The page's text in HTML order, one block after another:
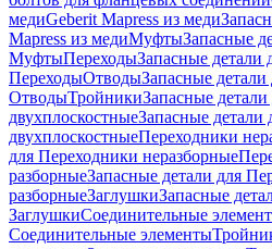
медиGeberit Mapress из меди
Mapress из медиМуфтыЗапасные
МуфтыПереходыЗапасные детали
ПереходыОтводыЗапасные детали
ОтводыТройникиЗапасные
двухплоскостныеЗапасные детали
двухплоскостныеПереходники
для Переходники неразборные
разборныеЗапасные детали для
разборныеЗаглушкиЗапасные
ЗаглушкиСоединительные
Соединительные элементы